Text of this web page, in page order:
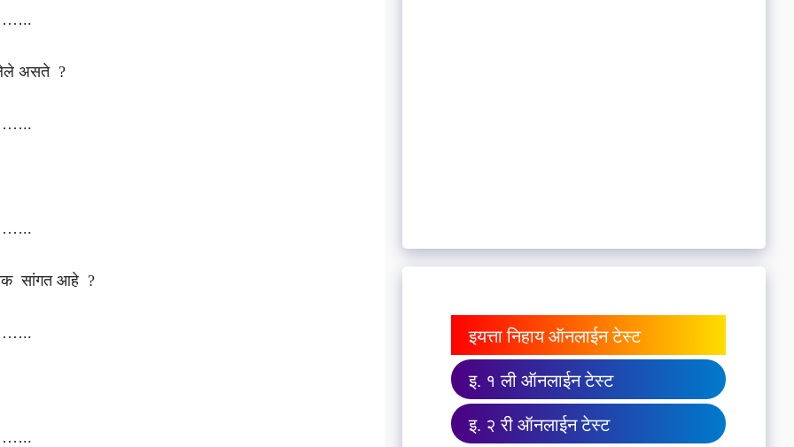
असते ?
सांगत आहे ?
इयत्ता निहाय ऑनलाईन टेस्ट
इ. १ ली ऑनलाईन टेस्ट
इ. २ री ऑनलाईन टेस्ट